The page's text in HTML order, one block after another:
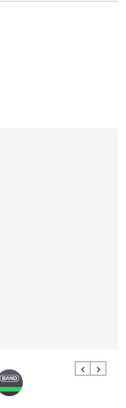
Previous
Next